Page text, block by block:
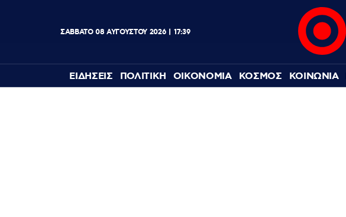
ΣΑΒΒΑΤΟ 08 ΑΥΓΟΥΣΤΟΥ 2026 17:39
ΕΙΔΗΣΕΙΣ ΠΟΛΙΤΙΚΗ ΟΙΚΟΝΟΜΙΑ ΚΟΣΜΟΣ ΚΟΙΝΩΝΙΑ